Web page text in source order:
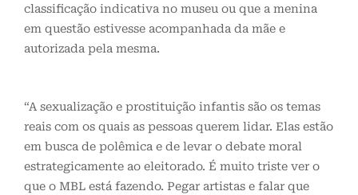
classificação indicativa no museu ou que a menina
em questão estivesse acompanhada da mãe e
autorizada pela mesma.
“A sexualização e prostituição infantis são os temas
reais com os quais as pessoas querem lidar. Elas estão
em busca de polêmica e de levar o debate moral
estrategicamente ao eleitorado. É muito triste ver o
que o MBL está fazendo. Pegar artistas e falar que